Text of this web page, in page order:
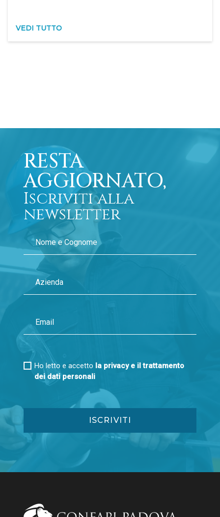
VEDI TUTTO
RESTA
AGGIORNATO,
Iscriviti alla
newsletter
Ho letto e accetto la privacy e il trattamento
dei dati personali